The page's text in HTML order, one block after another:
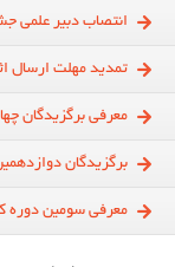
انتصاب دبیر علمی
تمدید مهلت ارسال
معرفی برگزیدگان
برگزیدگان
معرفی سومین دوره